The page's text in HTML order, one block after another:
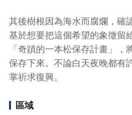
其後樹根因為海水而腐爛，確
基於想要把這個希望的象徵留
「奇蹟的一本松保存計畫」
保存下來。不論白天夜晚都有
掌祈求復興。
區域